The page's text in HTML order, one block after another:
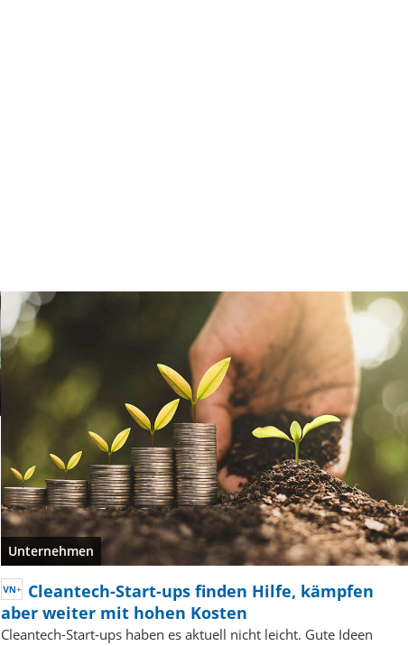
Unternehmen
Cleantech-Start-ups finden Hilfe, kämpfen
aber weiter mit hohen Kosten
Cleantech-Start-ups haben es aktuell nicht leicht. Gute Ideen